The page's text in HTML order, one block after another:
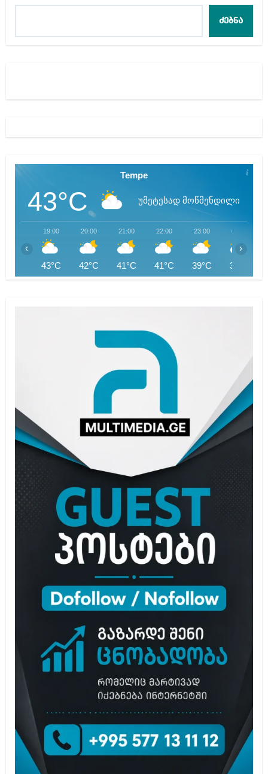
ძებნა
Tempe
43°C უმეტესად მოწმენდილი
19:00
43°C
20:00
42°C
21:00
41°C
22:00
41°C
23:00
39°C
00:00
38°C
‹ ›